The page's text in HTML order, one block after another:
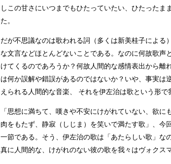
しこの甘さにいつまでもひたっていたい、ひたった
た。
だが不思議なのは歌われる詞（多くは新美桂子による
な文言などほとんどないことである。なのに何故歌
けてくるのであろうか？何故人間的な感情表出から離
は何か誤解や錯誤があるのではないか？いや、事実
えられる人間的な音楽、 それを伊左治は歌という形で
「思想に満ちて、嘆きや不安にけがれていない、欲
肉をもたず、静寂（しじま）を笑いで満たす歌」、
一節である。そう、伊左治の歌は「あたらしい歌」な
真に人間的な、けがれのない彼の歌を我々はヴォクス